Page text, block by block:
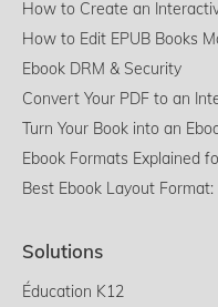
How to Create an
How to Edit EPUB Books
Ebook DRM & Security
Convert Your PDF to an
Turn Your Book into an
Ebook Formats Explained
Best Ebook Layout
Solutions
Éducation K12